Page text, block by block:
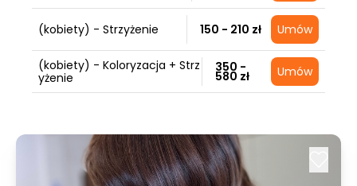
(kobiety) - Strzyżenie 150 - 210 zł Umów
(kobiety) - Koloryzacja + Strz
yżenie
350 -
580 zł Umów